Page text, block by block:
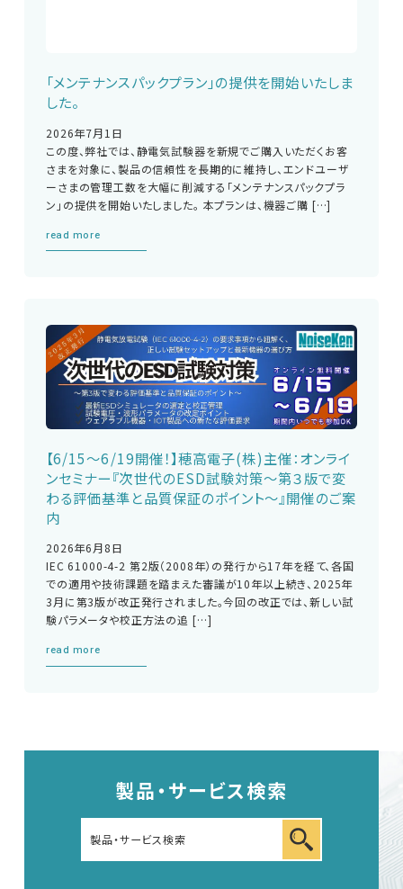
「メンテナンスパックプラン」の提供を開始いたしま
した。
2026年7月1日
この度、弊社では、静電気試験器を新規でご購入いただくお客
さまを対象に、製品の信頼性を長期的に維持し、エンドユーザ
ーさまの管理工数を大幅に削減する「メンテナンスパックプラ
ン」の提供を開始いたしました。 本プランは、機器ご購 […]
read more
【6/15～6/19開催！】穂高電子(株)主催：オンライ
ンセミナー『次世代のESD試験対策～第３版で変
わる評価基準と品質保証のポイント～』開催のご案
内
2026年6月8日
IEC 61000-4-2 第2版（2008年）の発行から17年を経て、各国
での適用や技術課題を踏まえた審議が10年以上続き、2025年
3月に第3版が改正発行されました。今回の改正では、新しい試
験パラメータや校正方法の追 […]
read more
製品・サービス検索